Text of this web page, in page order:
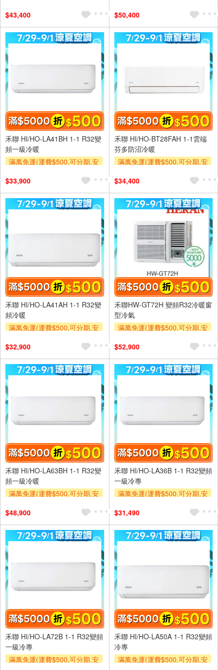
及使用6期以上分期0利率,需付
基本安裝運費)
滿額折$500
滿額贈券
$43,400
及使用6期以上分期0利率,需付
基本安裝運費)
滿額折$500
滿額贈券
$50,400
禾聯 HI/HO-LA41BH 1-1 R32變
頻一級冷暖
滿萬免運(運費$500,可分期,安
及使用6期以上分期0利率,需付
基本安裝運費)
滿額折$500
滿額贈券
$33,900
禾聯 HI/HO-BT28FAH 1-1雲端
芬多防沼冷暖
滿萬免運(運費$500,可分期,安
及使用6期以上分期0利率,需付
基本安裝運費)
滿額折$500
滿額贈券
$34,400
禾聯 HI/HO-LA41AH 1-1 R32變
頻冷暖
滿萬免運(運費$500,可分期,安
及使用6期以上分期0利率,需付
基本安裝運費)
滿額折$500
滿額贈券
$32,900
禾聯HW-GT72H 變頻R32冷暖窗
型冷氣
滿萬免運(運費$500,可分期,安
及使用6期以上分期0利率,需付
基本安裝運費)
滿額折$500
滿額贈券
$52,900
禾聯 HI/HO-LA63BH 1-1 R32變
頻一級冷暖
滿萬免運(運費$500,可分期,安
及使用6期以上分期0利率,需付
基本安裝運費)
滿額折$500
滿額贈券
$48,900
禾聯 HI/HO-LA36B 1-1 R32變頻
一級冷專
滿萬免運(運費$500,可分期,安
及使用6期以上分期0利率,需付
基本安裝運費)
滿額折$500
滿額贈券
$31,490
禾聯 HI/HO-LA72B 1-1 R32變頻
一級冷專
滿萬免運(運費$500,可分期,安
禾聯 HI/HO-LA50A 1-1 R32變頻
冷專
滿萬免運(運費$500,可分期,安